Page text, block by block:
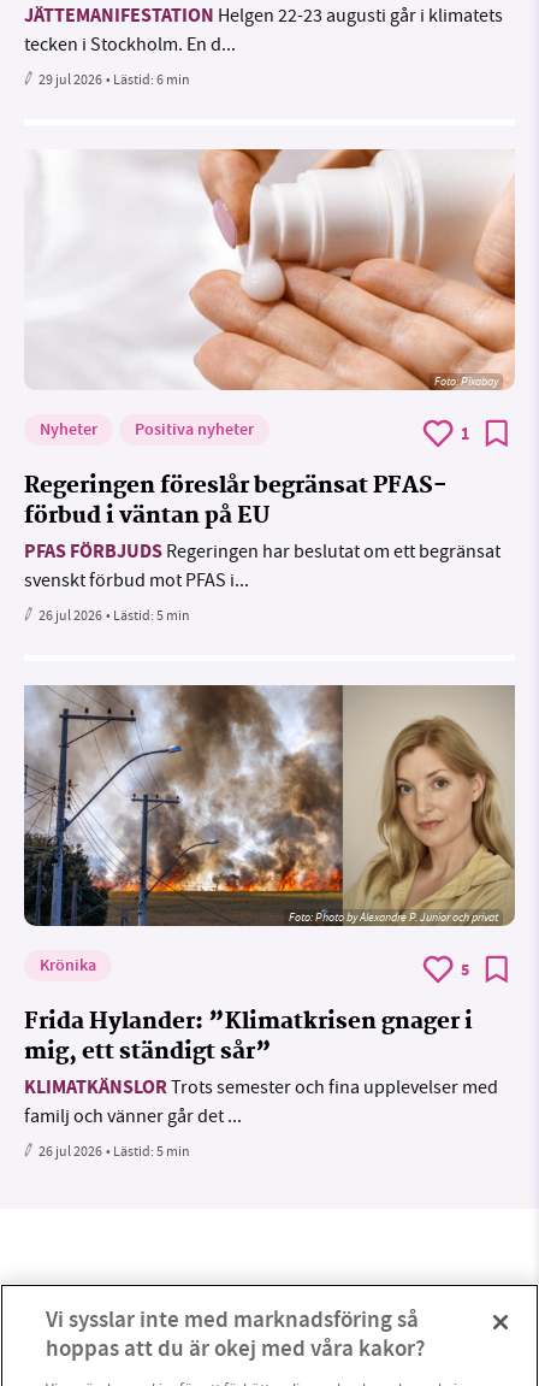
JÄTTEMANIFESTATION Helgen 22-23 augusti går i klimatets
tecken i Stockholm. En d...
29 jul 2026• Lästid:6 min
Foto:Pixabay
Nyheter Positiva nyheter 1
Regeringen föreslår begränsat PFAS-
förbud i väntan på EU
PFAS FÖRBJUDS Regeringen har beslutat om ett begränsat
svenskt förbud mot PFAS i...
26 jul 2026• Lästid:5 min
Foto:Photo by Alexandre P. Junior och privat
Krönika 5
Frida Hylander: ”Klimatkrisen gnager i
mig, ett ständigt sår”
KLIMATKÄNSLORTrots semester och fina upplevelser med
familj och vänner går det ...
26 jul 2026• Lästid:5 min
Vi sysslar inte med marknadsföring så
hoppas att du är okej med våra kakor?